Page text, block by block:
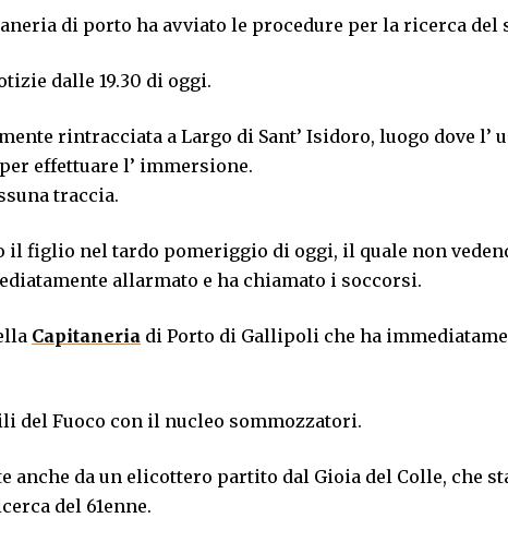
di porto ha avviato le procedure per la ricerca del
dalle 19.30 di oggi.
rintracciata a Largo di Sant’ Isidoro, luogo dove l’
effettuare l’ immersione.
traccia.
il figlio nel tardo pomeriggio di oggi, il quale non
allarmato e ha chiamato i soccorsi.
Capitaneria di Porto di Gallipoli che ha
del Fuoco con il nucleo sommozzatori.
anche da un elicottero partito dal Gioia del Colle, che
del 61enne.